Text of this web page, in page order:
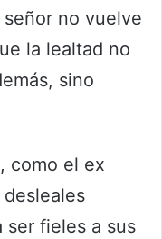
no vuelve
la lealtad no
sino
como el ex
ser fieles a sus